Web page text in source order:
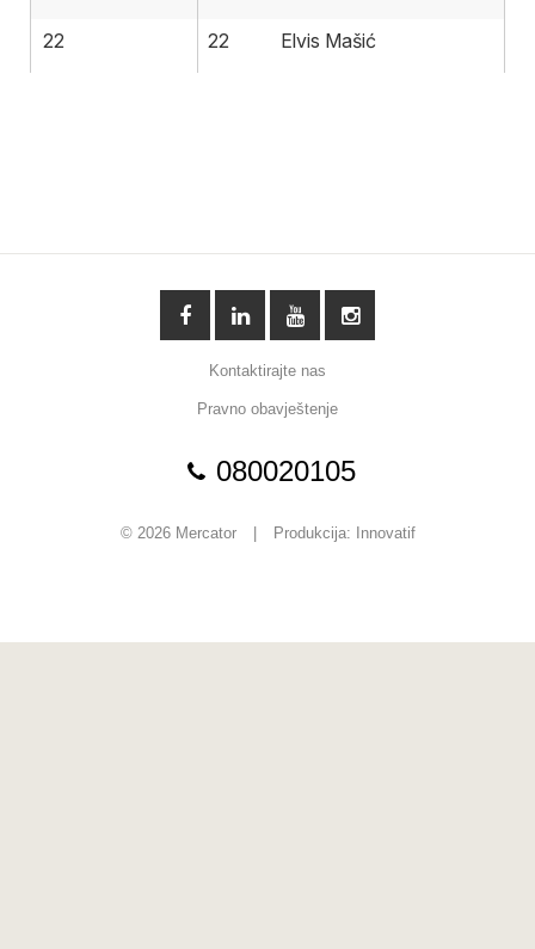
22 Elvis Mašić
22
Kontaktirajte nas
Pravno obavještenje
080020105
© 2026 Mercator Produkcija: Innovatif